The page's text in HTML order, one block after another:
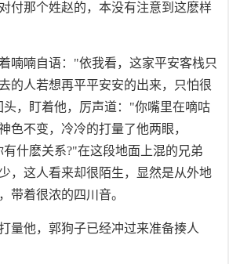
付那个姓赵的，本没有注意到这麽样
喃喃自语："依我看，这家平安客栈只
的人若想再平平安安的出来，只怕很
，盯着他，厉声道："你嘴里在嘀咕
色不变，冷冷的打量了他两眼，
什麽关系?"在这段地面上混的兄弟
，这人看来却很陌生，显然是从外地
带着很浓的四川音。
量他，郭狗子已经冲过来准备揍人